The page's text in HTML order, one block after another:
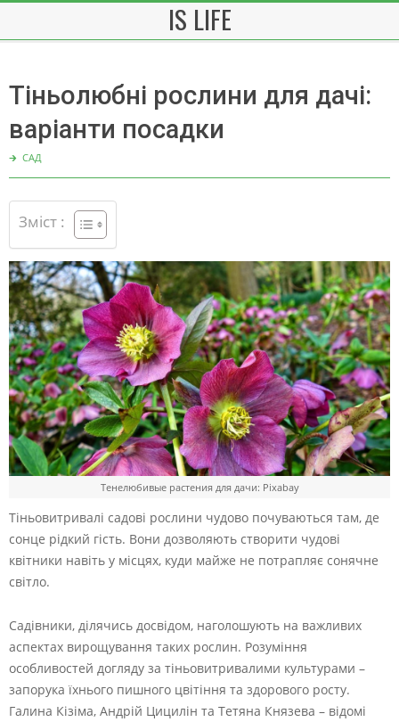
IS LIFE
Тіньолюбні рослини для дачі:
варіанти посадки
🡲 САД
Зміст :
Тенелюбивые растения для дачи: Pixabay
Тіньовитривалі садові рослини чудово почуваються там, де
сонце рідкий гість. Вони дозволяють створити чудові
квітники навіть у місцях, куди майже не потрапляє сонячне
світло.
Садівники, ділячись досвідом, наголошують на важливих
аспектах вирощування таких рослин. Розуміння
особливостей догляду за тіньовитривалими культурами –
запорука їхнього пишного цвітіння та здорового росту.
Галина Кізіма, Андрій Цицилін та Тетяна Князева – відомі